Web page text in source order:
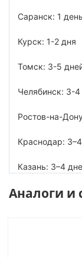
Саранск: 1 день
Курск: 1-2 дня
Томск: 3-5
Челябинск: 3-4
Ростов-на-
Краснодар:
Казань: 3–4
Аналоги и